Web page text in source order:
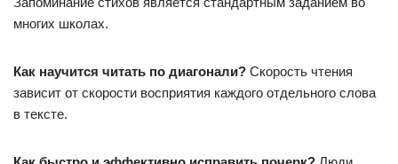
многих школах.
Как научится читать по диагонали? Скорость чтения
зависит от скорости восприятия каждого отдельного слова
в тексте.